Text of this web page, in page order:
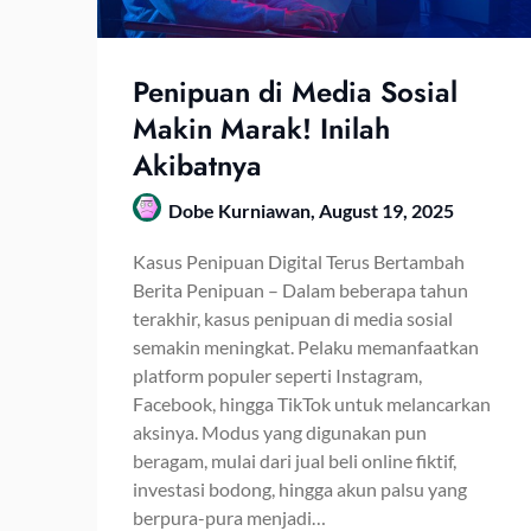
Penipuan di Media Sosial
Makin Marak! Inilah
Akibatnya
Dobe Kurniawan, August 19, 2025
Kasus Penipuan Digital Terus Bertambah
Berita Penipuan – Dalam beberapa tahun
terakhir, kasus penipuan di media sosial
semakin meningkat. Pelaku memanfaatkan
platform populer seperti Instagram,
Facebook, hingga TikTok untuk melancarkan
aksinya. Modus yang digunakan pun
beragam, mulai dari jual beli online fiktif,
investasi bodong, hingga akun palsu yang
berpura-pura menjadi…